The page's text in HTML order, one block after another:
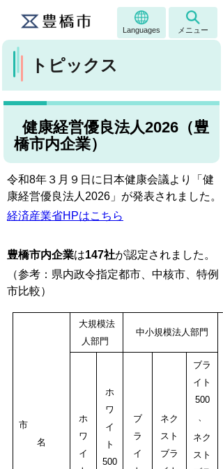
Languages メニュー
トピックス
健康経営優良法人2026（豊
橋市内企業）
令和8年３月９日に日本健康会議より「健
康経営優良法人2026」が発表されました。
経済産業省HPはこちら
豊橋市内企業は147社が認定されました。
（参考：県内政令指定都市、中核市、特例
市比較）
市
名
大規模法
人部門
中小規模法人部門
ホ
ワ
イ
ホ
ワ
イ
ト
500
ブ
ラ
イ
ネク
スト
ブラ
ブラ
イト
500
、
ネク
スト